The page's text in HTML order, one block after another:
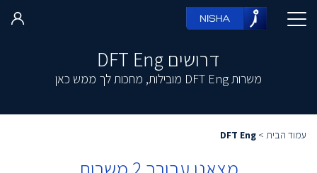
דרושים DFT Eng
משרות DFT Eng מובילות, מחכות לך ממש כאן
עמוד הבית >
DFT Eng